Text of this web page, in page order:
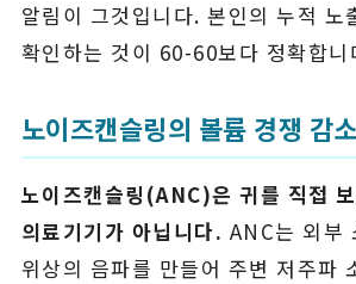
알림이 그것입니다. 본인의 누적 노
확인하는 것이 60-60보다 정확합니
노이즈캔슬링의 볼륨 경쟁 감
노이즈캔슬링(ANC)은 귀를 직접
의료기기가 아닙니다. ANC는 외부
위상의 음파를 만들어 주변 저주파